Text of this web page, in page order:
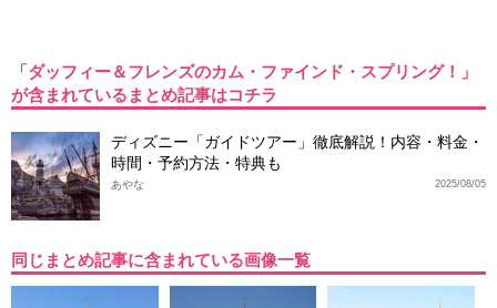
「ダッフィー＆フレンズのカム・ファインド・スプリング！」
が含まれているまとめ記事はコチラ
ディズニー「ガイドツアー」徹底解説！内容・料金・
時間・予約方法・特典も
2025/08/05
あやな
同じまとめ記事に含まれている画像一覧